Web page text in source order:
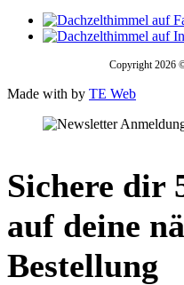
Copyright 2026
Made with by TE Web
Sichere dir
auf deine
Bestellung